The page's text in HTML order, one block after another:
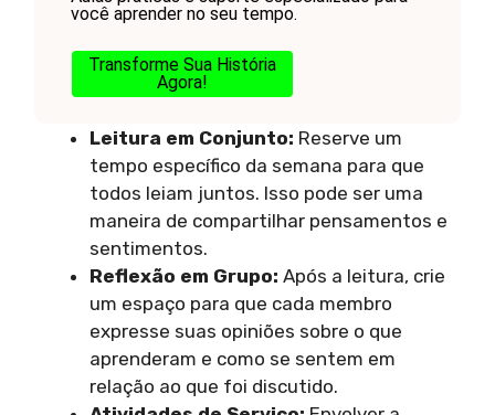
você aprender no seu tempo.
Transforme Sua História
Agora!
Leitura em Conjunto: Reserve um
tempo específico da semana para que
todos leiam juntos. Isso pode ser uma
maneira de compartilhar pensamentos e
sentimentos.
Reflexão em Grupo: Após a leitura, crie
um espaço para que cada membro
expresse suas opiniões sobre o que
aprenderam e como se sentem em
relação ao que foi discutido.